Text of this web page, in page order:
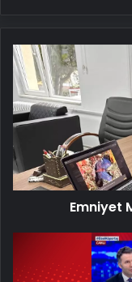
Emniyet
Müdürü
Oylamaya
Katıldı
Emniyet
Yardımcısı